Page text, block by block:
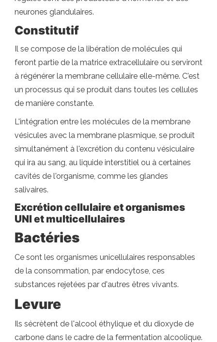
neurones glandulaires.
Constitutif
Il se compose de la libération de molécules qui
feront partie de la matrice extracellulaire ou serviront
à régénérer la membrane cellulaire elle-même. C'est
un processus qui se produit dans toutes les cellules
de manière constante.
L'intégration entre les molécules de la membrane
vésicules avec la membrane plasmique, se produit
simultanément à l'excrétion du contenu vésiculaire
qui ira au sang, au liquide interstitiel ou à certaines
cavités de l'organisme, comme les glandes
salivaires.
Excrétion cellulaire et organismes
UNI et multicellulaires
Bactéries
Ce sont les organismes unicellulaires responsables
de la consommation, par endocytose, ces
substances rejetées par d'autres êtres vivants.
Levure
Ils sécrètent de l'alcool éthylique et du dioxyde de
carbone dans le cadre de la fermentation alcoolique.